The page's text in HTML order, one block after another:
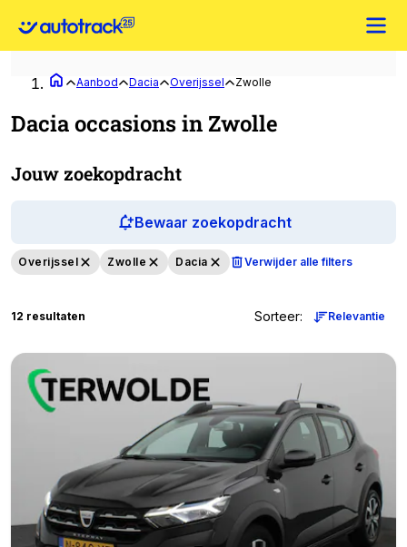
Aanbod Dacia Overijssel Zwolle
Dacia occasions in Zwolle
Jouw zoekopdracht
Bewaar zoekopdracht
Overijssel Zwolle Dacia Verwijder alle filters
12 resultaten Sorteer: Relevantie